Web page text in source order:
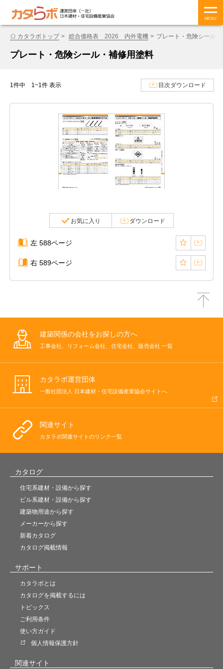
MENU
カタラボトップ 総合価格表 2026 内外電機 プレート・危険シール
プレート・危険シール・補修用塗料
1件中 1~1件 表示 目次ダウンロード
お気に入り ダウンロード
左 588ページ
右 589ページ
建築関係の会社をお探しの方へ
工事会社、リフォーム会社、住宅会社、販売会社 一覧
カタラボ運営団体
一般社団法人 日本建材・住宅設備産業協会サイトへ
関連サイト
カタラボ関連サイトのリンク一覧
カタログ
住宅系建材・設備から探す
ビル系建材・設備から探す
建築物用途から探す
メーカーから探す
新着カタログ
カタログ掲載情報
サポート
カタラボとは
カタログを掲載するには
トピックス
ご利用条件
使い方ガイド
個人情報保護方針
関連サイト